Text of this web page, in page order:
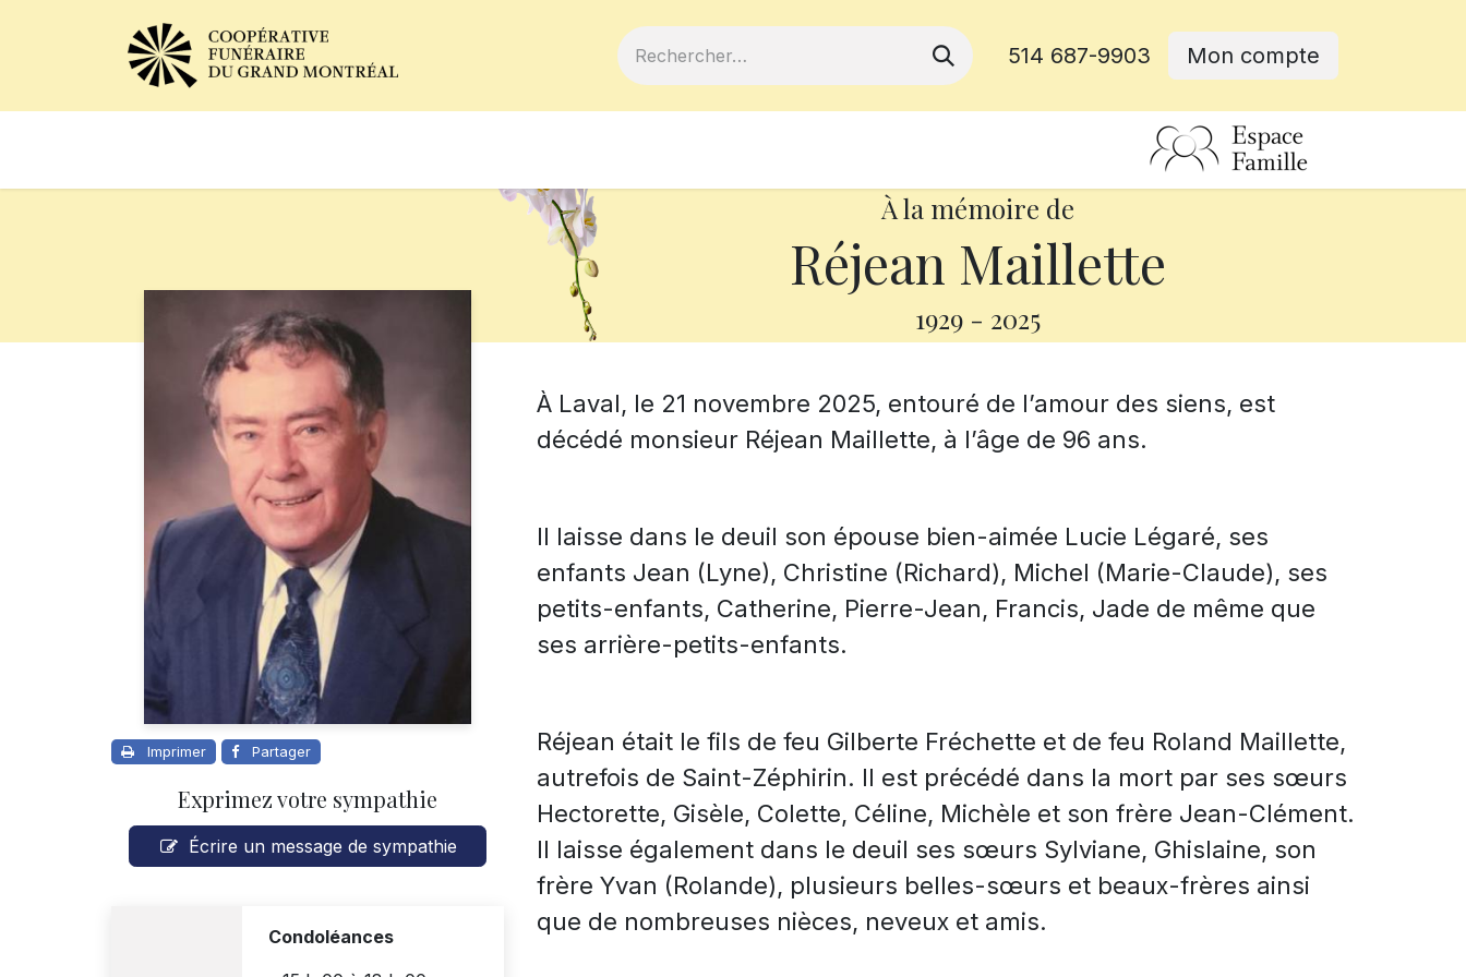
514 687-9903 Mon compte
À la mémoire de
Réjean Maillette
1929 - 2025
Imprimer Partager
Exprimez votre sympathie
Écrire un message de sympathie
Condoléances
À Laval, le 21 novembre 2025, entouré de l’amour des siens, est
décédé monsieur Réjean Maillette, à l’âge de 96 ans.
Il laisse dans le deuil son épouse bien-aimée Lucie Légaré, ses
enfants Jean (Lyne), Christine (Richard), Michel (Marie-Claude), ses
petits-enfants, Catherine, Pierre-Jean, Francis, Jade de même que
ses arrière-petits-enfants.
Réjean était le fils de feu Gilberte Fréchette et de feu Roland Maillette,
autrefois de Saint-Zéphirin. Il est précédé dans la mort par ses sœurs
Hectorette, Gisèle, Colette, Céline, Michèle et son frère Jean-Clément.
Il laisse également dans le deuil ses sœurs Sylviane, Ghislaine, son
frère Yvan (Rolande), plusieurs belles-sœurs et beaux-frères ainsi
que de nombreuses nièces, neveux et amis.